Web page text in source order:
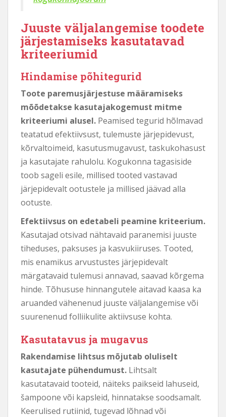
Juuste väljalangemise toodete
järjestamiseks kasutatavad
kriteeriumid
Hindamise põhitegurid
Toote paremusjärjestuse määramiseks
mõõdetakse kasutajakogemust mitme
kriteeriumi alusel. Peamised tegurid hõlmavad
teatatud efektiivsust, tulemuste järjepidevust,
kõrvaltoimeid, kasutusmugavust, taskukohasust
ja kasutajate rahulolu. Kogukonna tagasiside
toob sageli esile, millised tooted vastavad
järjepidevalt ootustele ja millised jäävad alla
ootuste.
Efektiivsus on edetabeli peamine kriteerium.
Kasutajad otsivad nähtavaid paranemisi juuste
tiheduses, paksuses ja kasvukiiruses. Tooted,
mis enamikus arvustustes järjepidevalt
märgatavaid tulemusi annavad, saavad kõrgema
hinde. Tõhususe hinnangutele aitavad kaasa ka
aruanded vähenenud juuste väljalangemise või
suurenenud folliikulite aktiivsuse kohta.
Kasutatavus ja mugavus
Rakendamise lihtsus mõjutab oluliselt
kasutajate pühendumust. Lihtsalt
kasutatavaid tooteid, näiteks paikseid lahuseid,
šampoone või kapsleid, hinnatakse soodsamalt.
Keerulised rutiinid, tugevad lõhnad või